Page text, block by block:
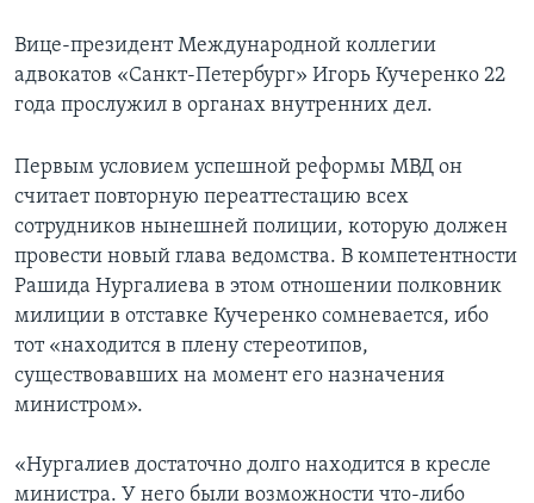
Вице-президент Международной коллегии
адвокатов «Санкт-Петербург» Игорь Кучеренко 22
года прослужил в органах внутренних дел.
Первым условием успешной реформы МВД он
считает повторную переаттестацию всех
сотрудников нынешней полиции, которую должен
провести новый глава ведомства. В компетентности
Рашида Нургалиева в этом отношении полковник
милиции в отставке Кучеренко сомневается, ибо
тот «находится в плену стереотипов,
существовавших на момент его назначения
министром».
«Нургалиев достаточно долго находится в кресле
министра. У него были возможности что-либо